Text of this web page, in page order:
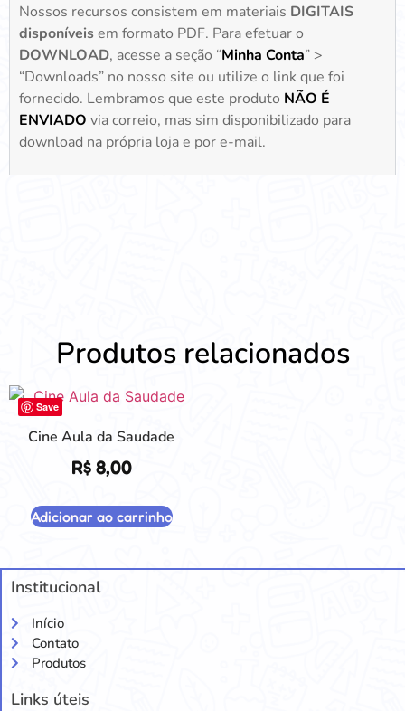
Nossos recursos consistem em materiais DIGITAIS
disponíveisem formato PDF. Para efetuar o
DOWNLOAD, acesse a seção “Minha Conta” >
“Downloads” no nosso site ou utilize o link que foi
fornecido. Lembramos que este produto NÃO É
ENVIADO via correio, mas sim disponibilizado para
download na própria loja e por e-mail.
Produtos relacionados
Save
Cine Aula da Saudade
R$8,00
Adicionar ao carrinho
Institucional
Início
Contato
Produtos
Links úteis